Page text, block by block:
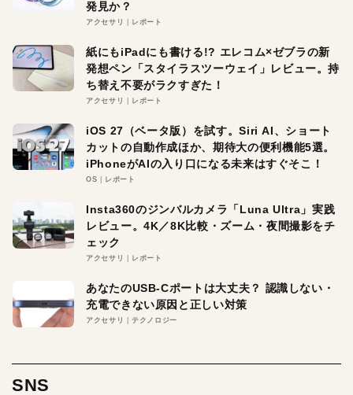
発見か？
アクセサリ レポート
紙にもiPadにも書ける!? エレコム×ゼブラの新
発想ペン「スタイラスツーウェイ」レビュー。持
ち替え不要がラクすぎた！
アクセサリ レポート
iOS 27（ベータ版）を試す。Siri AI、ショート
カットの自動作成ほか、期待大の便利機能5選。
iPhoneがAIの入り口になる未来はすぐそこ！
OS レポート
Insta360のジンバルカメラ「Luna Ultra」実践
レビュー。4K／8K比較・ズーム・夜間撮影をチ
ェック
アクセサリ レポート
あなたのUSB-Cポートは大丈夫？ 認識しない・
充電できない原因と正しい対策
アクセサリ テクノロジー
SNS